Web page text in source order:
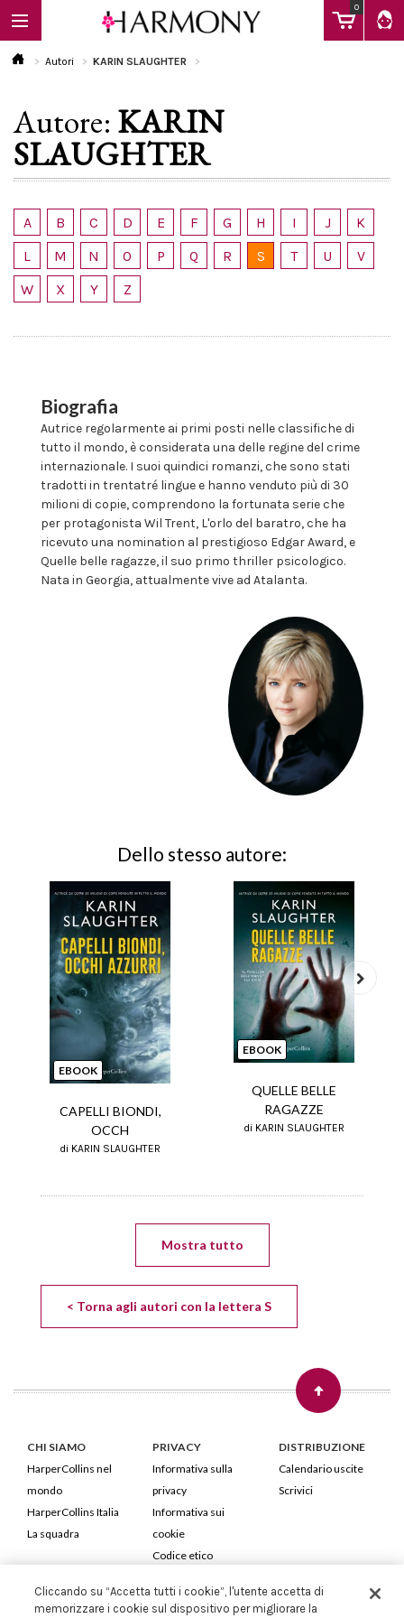
0
EBOOK
LIBRI
Calendario
Autori KARIN SLAUGHTER
Autore: KARIN
SLAUGHTER
A B C D E F G H I J
K
L
M N O P Q R S T U
V
W
X Y Z
Biografia
Autrice regolarmente ai primi posti nelle classifiche di
tutto il mondo, è considerata una delle regine del crime
internazionale. I suoi quindici romanzi, che sono stati
tradotti in trentatré lingue e hanno venduto più di 30
milioni di copie, comprendono la fortunata serie che
per protagonista Wil Trent, L'orlo del baratro, che ha
ricevuto una nomination al prestigioso Edgar Award, e
Quelle belle ragazze, il suo primo thriller psicologico.
Nata in Georgia, attualmente vive ad Atalanta.
Dello stesso autore:
EBOOK
CAPELLI BIONDI,
OCCH
di KARIN SLAUGHTER
EBOOK
QUELLE BELLE
RAGAZZE
di KARIN SLAUGHTER
Next
Mostra tutto
< Torna agli autori con la lettera S
CHI SIAMO
HarperCollins nel
mondo
HarperCollins Italia
La squadra
PRIVACY
Informativa sulla
privacy
Informativa sui
cookie
Codice etico
DISTRIBUZIONE
Calendario uscite
Scrivici
HarperCollins Italia S.p.A. Viale Monte Nero, 84 - 20135 Milano
Cliccando su “Accetta tutti i cookie”, l'utente accetta di
memorizzare i cookie sul dispositivo per migliorare la